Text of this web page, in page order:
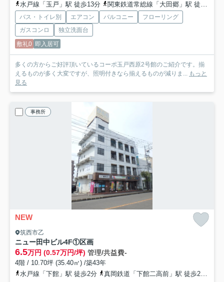
水戸線「玉戸」駅 徒歩13分
関東鉄道常総線「大田郷」駅 徒歩36分
バス・トイレ別 エアコン バルコニー
フローリング
ガスコンロ
独立洗面台
敷礼0 即入居可
多くの方からご好評頂いているコーポ玉戸西原2号館のご紹介です。揃
えるものが多く大変ですが、照明付きなら揃えるものが減りま... もっと
見る
事務所
NEW
筑西市乙
ニュー田中ビル4F①区画
6.5万円 (0.57万円/坪) 管理/共益費-
4階 / 10.70坪 (35.40㎡) /築43年
水戸線「下館」駅 徒歩2分
真岡鉄道「下館二高前」駅 徒歩29分